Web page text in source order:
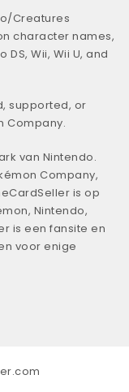
Creatures
character names,
DS, Wii, Wii U, and
supported, or
Company.
van Nintendo.
Company,
is op
Nintendo,
is een fansite en
voor enige